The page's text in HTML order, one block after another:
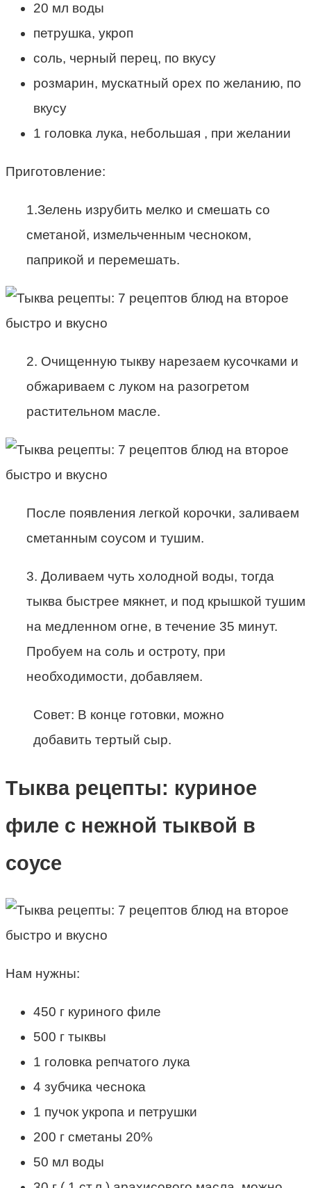
20 мл воды
петрушка, укроп
соль, черный перец, по вкусу
розмарин, мускатный орех по желанию, по
вкусу
1 головка лука, небольшая , при желании
Приготовление:
1.Зелень изрубить мелко и смешать со
сметаной, измельченным чесноком,
паприкой и перемешать.
2. Очищенную тыкву нарезаем кусочками и
обжариваем с луком на разогретом
растительном масле.
После появления легкой корочки, заливаем
сметанным соусом и тушим.
3. Доливаем чуть холодной воды, тогда
тыква быстрее мякнет, и под крышкой тушим
на медленном огне, в течение 35 минут.
Пробуем на соль и остроту, при
необходимости, добавляем.
Совет: В конце готовки, можно
добавить тертый сыр.
Тыква рецепты: куриное
филе с нежной тыквой в
соусе
Нам нужны:
450 г куриного филе
500 г тыквы
1 головка репчатого лука
4 зубчика чеснока
1 пучок укропа и петрушки
200 г сметаны 20%
50 мл воды